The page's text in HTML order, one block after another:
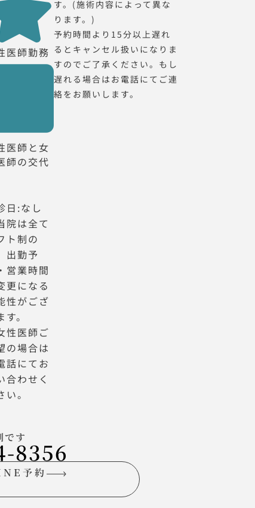
医師勤務
医師と女
師の交代
日:なし
院は全て
ト制の
出勤予
営業時間
更になる
性がござ
す。
性医師ご
の場合は
話にてお
合わせく
い。
す。(施術内容によって異な
ります。)
予約時間より15分以上遅れ
るとキャンセル扱いになりま
すのでご了承ください。もし
遅れる場合はお電話にてご連
絡をお願いします。
です
8356
予約